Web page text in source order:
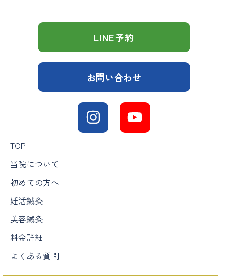
LINE予約
お問い合わせ
TOP
当院について
初めての方へ
妊活鍼灸
美容鍼灸
料金詳細
よくある質問